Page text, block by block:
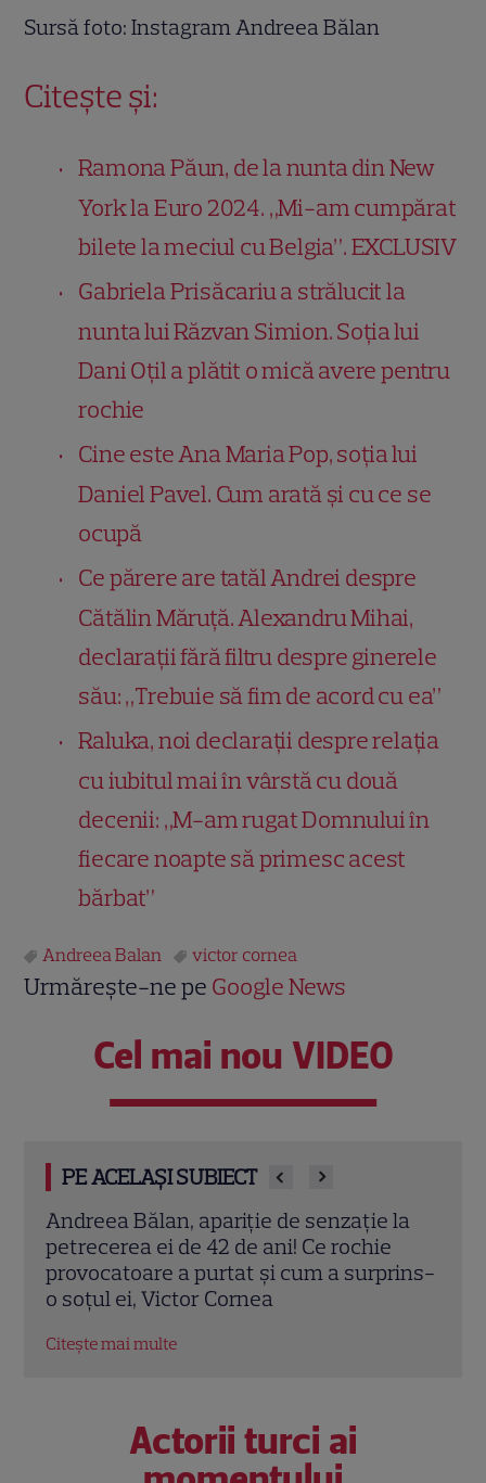
Sursă foto: Instagram Andreea Bălan
Citește și:
Ramona Păun, de la nunta din New
York la Euro 2024. „Mi-am cumpărat
bilete la meciul cu Belgia”. EXCLUSIV
Gabriela Prisăcariu a strălucit la
nunta lui Răzvan Simion. Soția lui
Dani Oțil a plătit o mică avere pentru
rochie
Cine este Ana Maria Pop, soția lui
Daniel Pavel. Cum arată și cu ce se
ocupă
Ce părere are tatăl Andrei despre
Cătălin Măruță. Alexandru Mihai,
declarații fără filtru despre ginerele
său: „Trebuie să fim de acord cu ea”
Raluka, noi declarații despre relația
cu iubitul mai în vârstă cu două
decenii: „M-am rugat Domnului în
fiecare noapte să primesc acest
bărbat”
Andreea Balan victor cornea
Urmărește-ne pe Google News
Cel mai nou VIDEO
PE ACELAȘI SUBIECT
Andreea Bălan rupe tăcerea! Adevărul
despre relația cu Petrișor Ruge, după ce
dansatorul a lipsit de la nunta ei și de la
ultimul concert
Citește mai multe
Actorii turci ai